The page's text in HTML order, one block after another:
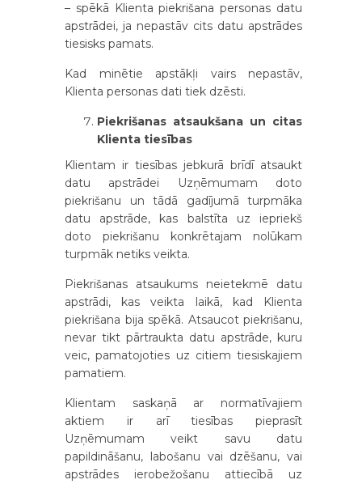
– spēkā Klienta piekrišana personas datu
apstrādei, ja nepastāv cits datu apstrādes
tiesisks pamats.
Kad minētie apstākļi vairs nepastāv,
Klienta personas dati tiek dzēsti.
Piekrišanas atsaukšana un citas
Klienta tiesības
Klientam ir tiesības jebkurā brīdī atsaukt
datu apstrādei Uzņēmumam doto
piekrišanu un tādā gadījumā turpmāka
datu apstrāde, kas balstīta uz iepriekš
doto piekrišanu konkrētajam nolūkam
turpmāk netiks veikta.
Piekrišanas atsaukums neietekmē datu
apstrādi, kas veikta laikā, kad Klienta
piekrišana bija spēkā. Atsaucot piekrišanu,
nevar tikt pārtraukta datu apstrāde, kuru
veic, pamatojoties uz citiem tiesiskajiem
pamatiem.
Klientam saskaņā ar normatīvajiem
aktiem ir arī tiesības pieprasīt
Uzņēmumam veikt savu datu
papildināšanu, labošanu vai dzēšanu, vai
apstrādes ierobežošanu attiecībā uz